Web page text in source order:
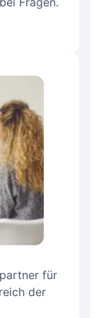
für
der